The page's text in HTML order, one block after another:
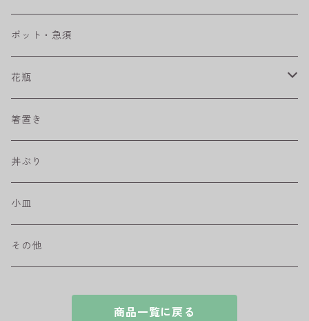
ベベルボウル
プリーツ
藍駒
ワビカップ
ハンディ小皿
和ミモザ
長皿
角皿
取皿
盛皿
カレー＆パスタ皿
中鉢
小鉢
カップ
マグカップ
フリーカップ
そば猪口
ポット・急須
花瓶
水差し
箸置き
丼ぶり
小皿
その他
商品一覧に戻る